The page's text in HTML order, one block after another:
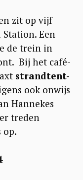
zit op vijf
Een
de trein in
Bij het café-
strandtent-
ook onwijs
Hannekes
treden
op.